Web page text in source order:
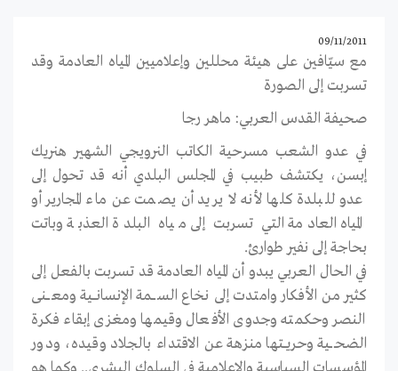
09/11/2011
مع سيّافين على هيئة محللين وإعلاميين المياه العادمة وقد
تسربت إلى الصورة
صحيفة القدس العربي: ماهر رجا
في عدو الشعب مسرحية الكاتب النرويجي الشهير هنريك
إبسن، يكتشف طبيب في المجلس البلدي أنه قد تحول إلى
عدو للبلدة كلها لأنه لا يريد أن يصمت عن ماء المجارير أو
المياه العادمة التي تسربت إلى مياه البلدة العذبة وباتت
بحاجة إلى نفير طوارئ.
في الحال العربي يبدو أن المياه العادمة قد تسربت بالفعل إلى
كثير من الأفكار وامتدت إلى نخاع الســــمة الإنسانــــية ومعــــنى
النصر وحكمته وجدوى الأفعال وقيمها ومغزى إبقاء فكرة
الضحــــية وحريـــتها منزهة عن الاقتداء بالجلاد وقيده، ودور